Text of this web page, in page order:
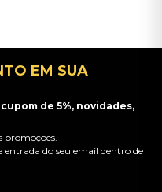
EM SUA
cupom de 5%, novidades,
entrada do seu email dentro de